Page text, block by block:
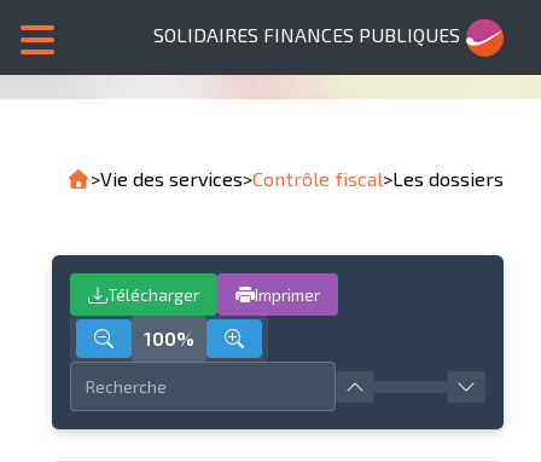
SOLIDAIRES FINANCES PUBLIQUES
>Vie des services>Contrôle fiscal>Les dossiers
Télécharger Imprimer
100%